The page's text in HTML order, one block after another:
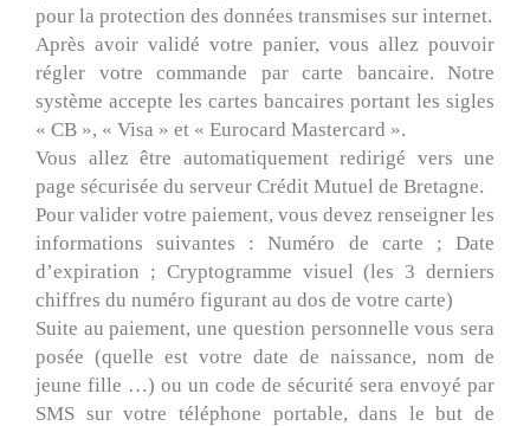
pour la protection des données transmises sur internet.
Après avoir validé votre panier, vous allez pouvoir
régler votre commande par carte bancaire. Notre
système accepte les cartes bancaires portant les sigles
« CB », « Visa » et « Eurocard Mastercard ».
Vous allez être automatiquement redirigé vers une
page sécurisée du serveur Crédit Mutuel de Bretagne.
Pour valider votre paiement, vous devez renseigner les
informations suivantes : Numéro de carte ; Date
d’expiration ; Cryptogramme visuel (les 3 derniers
chiffres du numéro figurant au dos de votre carte)
Suite au paiement, une question personnelle vous sera
posée (quelle est votre date de naissance, nom de
jeune fille …) ou un code de sécurité sera envoyé par
SMS sur votre téléphone portable, dans le but de